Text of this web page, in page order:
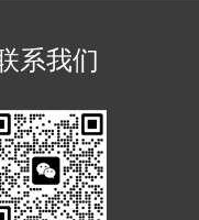
系我们